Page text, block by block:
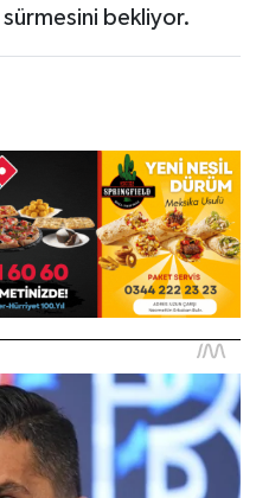
sürmesini bekliyor.